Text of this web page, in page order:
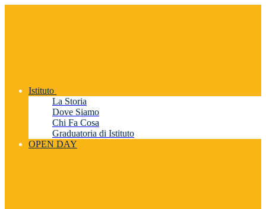
Istituto
La Storia
Dove Siamo
Chi Fa Cosa
Graduatoria di Istituto
OPEN DAY